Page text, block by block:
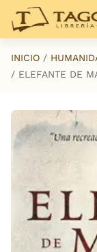
Saltar al
INICIO
ELEFANTE DE